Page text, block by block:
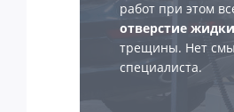
работ при этом
отверстие
трещины. Нет
специалиста.